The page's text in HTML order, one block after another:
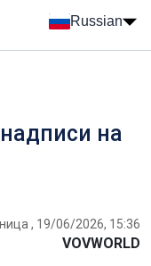
Russian
на
, 19/06/2026, 15:36
VOVWORLD